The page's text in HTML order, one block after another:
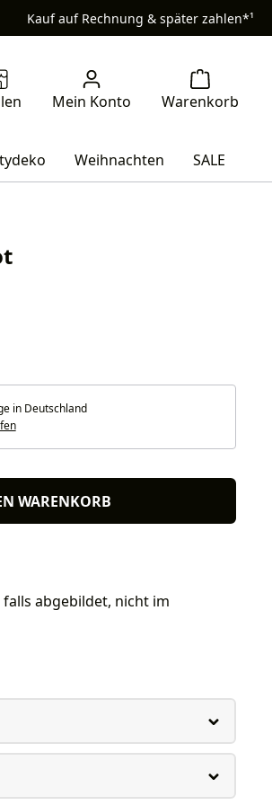
Kauf auf Rechnung & später zahlen*¹
Weihnachten SALE
in Deutschland
WARENKORB
abgebildet, nicht im